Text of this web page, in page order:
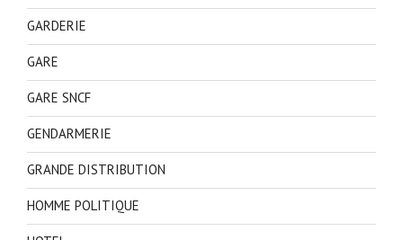
GARDERIE
GARE
GARE SNCF
GENDARMERIE
GRANDE DISTRIBUTION
HOMME POLITIQUE